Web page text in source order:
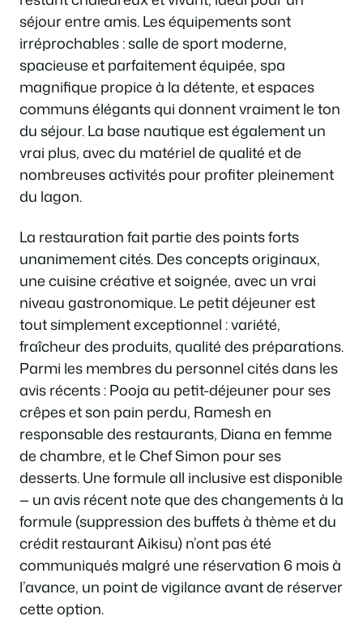
séjour entre amis. Les équipements sont
irréprochables : salle de sport moderne,
spacieuse et parfaitement équipée, spa
magnifique propice à la détente, et espaces
communs élégants qui donnent vraiment le ton
du séjour. La base nautique est également un
vrai plus, avec du matériel de qualité et de
nombreuses activités pour profiter pleinement
du lagon.
La restauration fait partie des points forts
unanimement cités. Des concepts originaux,
une cuisine créative et soignée, avec un vrai
niveau gastronomique. Le petit déjeuner est
tout simplement exceptionnel : variété,
fraîcheur des produits, qualité des préparations.
Parmi les membres du personnel cités dans les
avis récents : Pooja au petit-déjeuner pour ses
crêpes et son pain perdu, Ramesh en
responsable des restaurants, Diana en femme
de chambre, et le Chef Simon pour ses
desserts. Une formule all inclusive est disponible
— un avis récent note que des changements à la
formule (suppression des buffets à thème et du
crédit restaurant Aikisu) n’ont pas été
communiqués malgré une réservation 6 mois à
l’avance, un point de vigilance avant de réserver
cette option.